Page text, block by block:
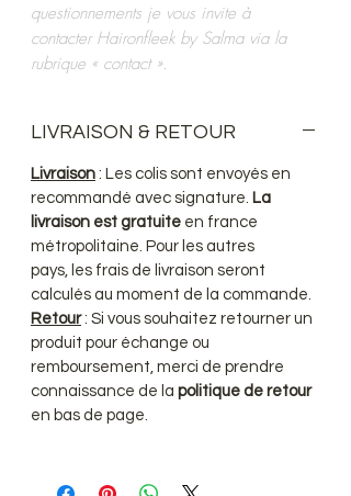
questionnements je vous invite à
contacter Haironfleek by Salma via la
rubrique « contact ».
LIVRAISON & RETOUR
Livraison : Les colis sont envoyés en
recommandé avec signature. La
livraison est gratuite en france
métropolitaine. Pour les autres
pays, les frais de livraison seront
calculés au moment de la commande.
Retour: Si vous souhaitez retourner un
produit pour échange ou
remboursement, merci de prendre
connaissance de la politique de retour
en bas de page.